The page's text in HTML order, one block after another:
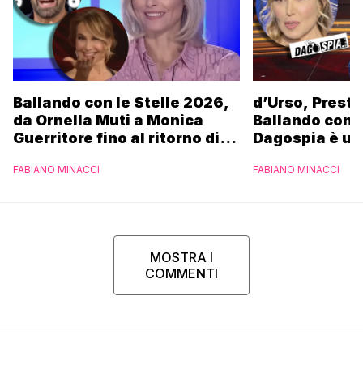
Ballando con le Stelle 2026,
da Ornella Muti a Monica
Guerritore fino al ritorno di
l’esclusiva di Gabriele
FABIANO MINACCI
d’Urso,
Ballando con
Dagospia è
FABIANO MINACCI
MOSTRA I
COMMENTI